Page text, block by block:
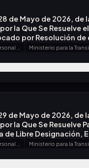
de Mayo de 2026, de
la Que Se Resuelve
por Resolución de
de Mayo de 2026, de
la Que Se Resuelve
de Libre Designación,
de 27 de Febrero de